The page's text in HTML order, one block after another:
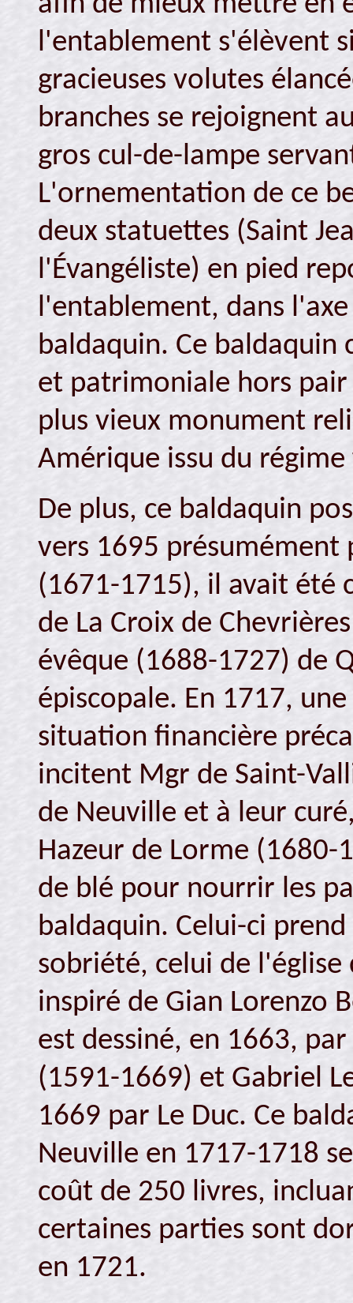
l'entablement s'élèvent
gracieuses volutes
branches se rejoignent
gros cul-de-lampe
L'ornementation de ce
deux statuettes (Saint
l'Évangéliste) en pied
l'entablement, dans
baldaquin. Ce baldaquin
et patrimoniale hors
plus vieux monument
Amérique issu du régime
De plus, ce baldaquin
vers 1695 présumément
(1671-1715), il avait été
de La Croix de
évêque (1688-1727) de
épiscopale. En 1717,
situation financière
incitent Mgr de Saint-
de Neuville et à leur
Hazeur de Lorme
de blé pour nourrir les
baldaquin. Celui-ci
sobriété, celui de l'église
inspiré de Gian Lorenzo
est dessiné, en 1663,
(1591-1669) et Gabriel
1669 par Le Duc. Ce
Neuville en 1717-1718
coût de 250 livres,
certaines parties sont
en 1721.